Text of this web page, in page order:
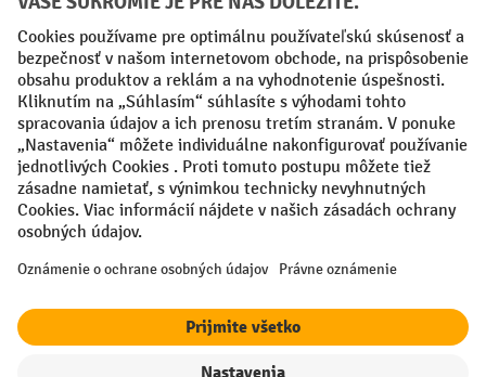
Faktúra Predplatba
Sociálne siete
Facebook
YouTube
LinkedIn
Nastavenia ochrany osobných údajov
All prices excl. VAT plusshipping costsand possible delivery charges,
¹ Zľava platí do vypredania zásob. Zľava sa nevzťahuje na špeciálne